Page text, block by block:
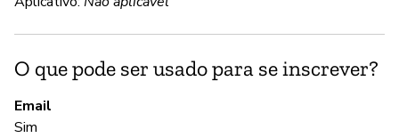
O que pode ser usado para se inscrever?
Email
Sim